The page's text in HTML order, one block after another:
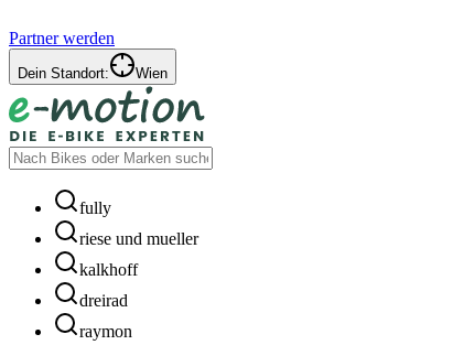
Partner werden
Dein Standort: Wien
fully
riese und mueller
kalkhoff
dreirad
raymon